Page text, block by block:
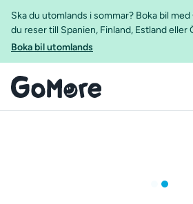
Ska du utomlands i sommar? Boka bil
du reser till Spanien, Finland, Estland eller
Boka bil utomlands